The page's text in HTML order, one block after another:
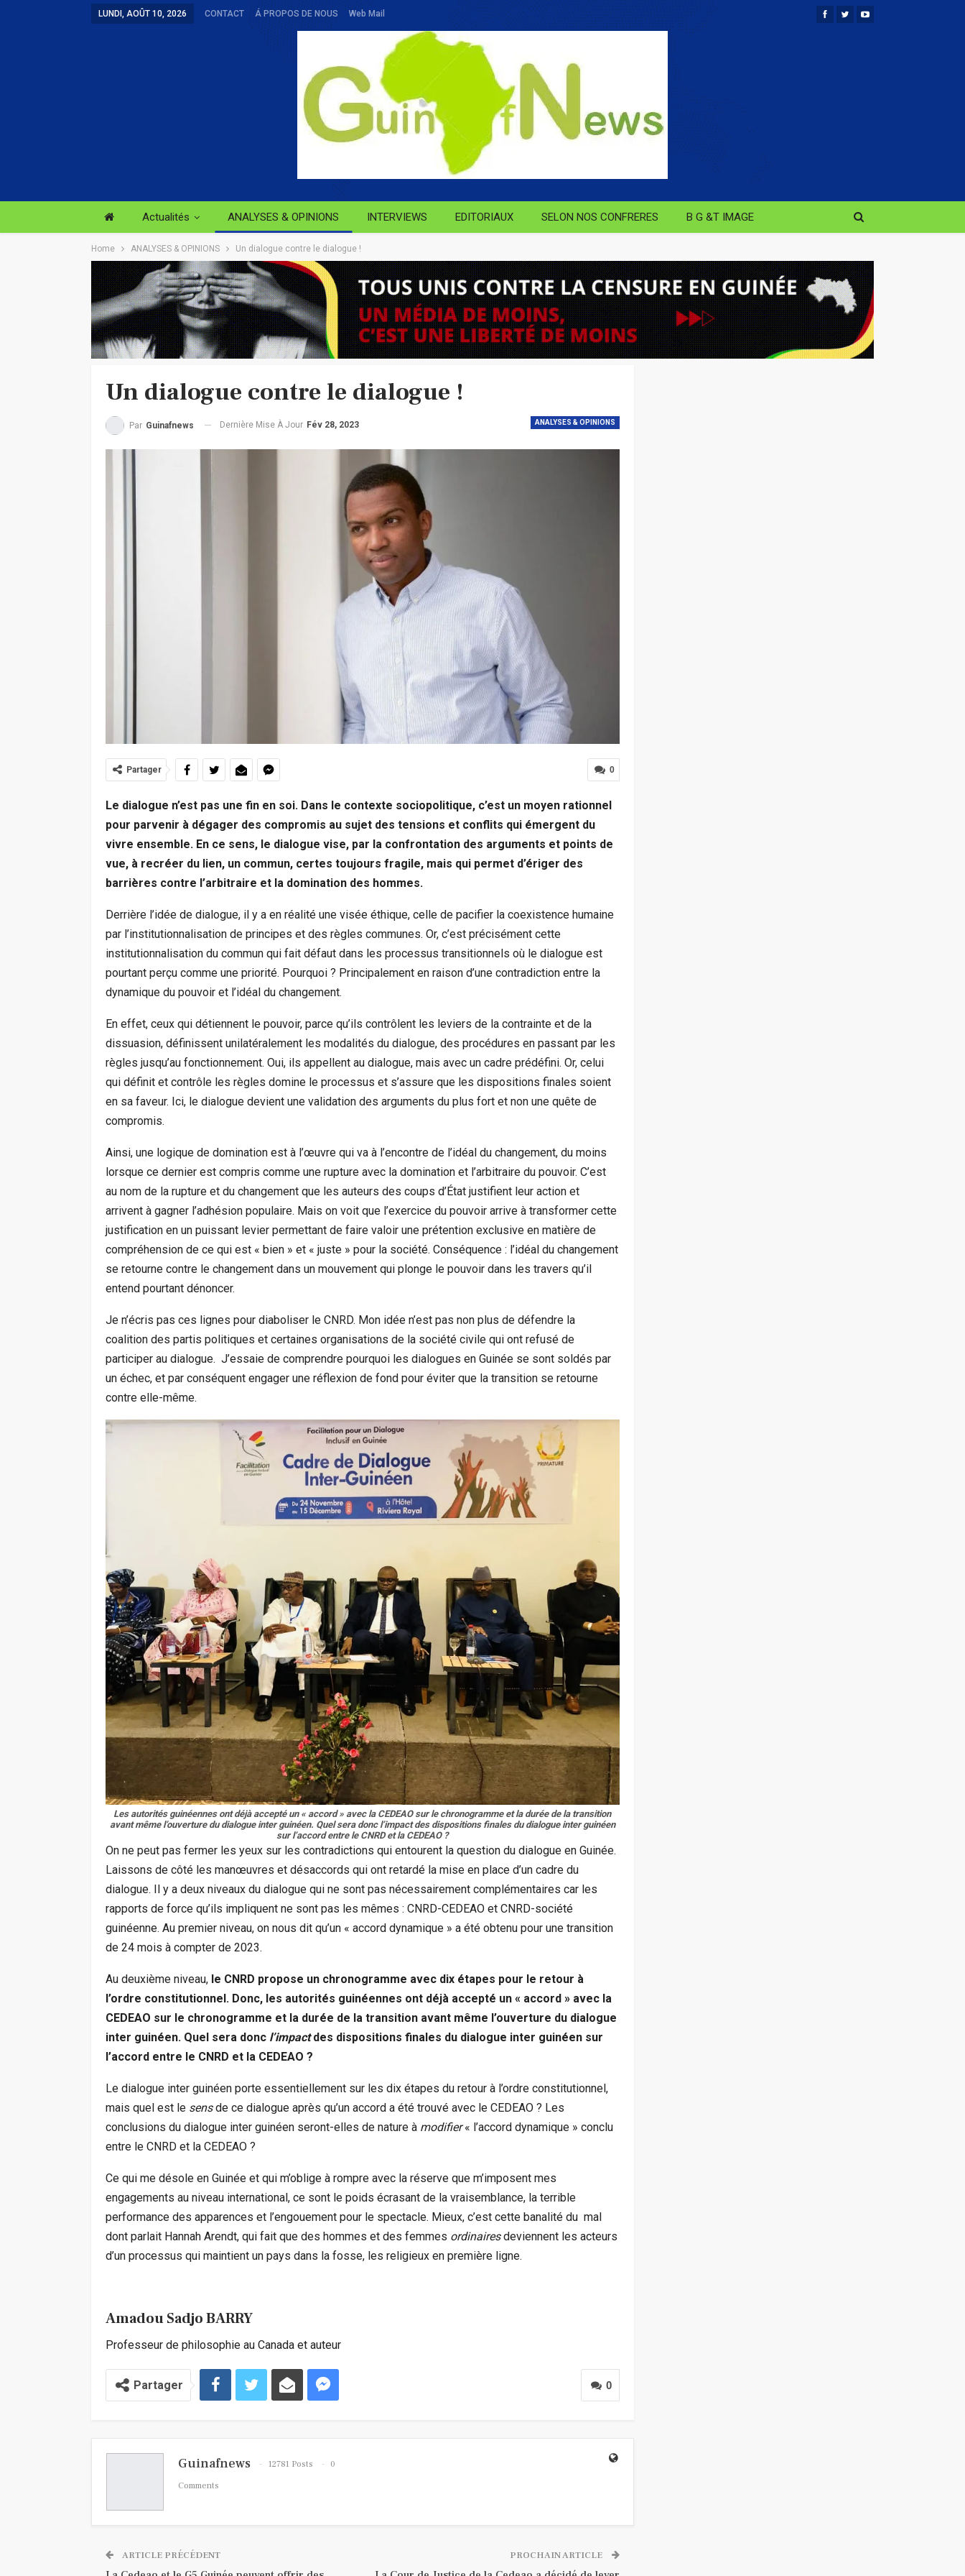
LUNDI, AOÛT 10, 2026 CONTACT Á PROPOS DE NOUS Web Mail
Actualités ANALYSES & OPINIONS INTERVIEWS EDITORIAUX SELON NOS CONFRERES B G &T IMAGE
Home ANALYSES & OPINIONS Un dialogue contre le dialogue !
Un dialogue contre le dialogue !
ANALYSES & OPINIONS
Par Guinafnews Dernière Mise À Jour Fév 28, 2023
0
Partager
Le dialogue n’est pas une fin en soi. Dans le contexte sociopolitique, c’est un moyen rationnel
pour parvenir à dégager des compromis au sujet des tensions et conflits qui émergent du
vivre ensemble. En ce sens, le dialogue vise, par la confrontation des arguments et points de
vue, à recréer du lien, un commun, certes toujours fragile, mais qui permet d’ériger des
barrières contre l’arbitraire et la domination des hommes.
Derrière l’idée de dialogue, il y a en réalité une visée éthique, celle de pacifier la coexistence humaine
par l’institutionnalisation de principes et des règles communes. Or, c’est précisément cette
institutionnalisation du commun qui fait défaut dans les processus transitionnels où le dialogue est
pourtant perçu comme une priorité. Pourquoi ? Principalement en raison d’une contradiction entre la
dynamique du pouvoir et l’idéal du changement.
En effet, ceux qui détiennent le pouvoir, parce qu’ils contrôlent les leviers de la contrainte et de la
dissuasion, définissent unilatéralement les modalités du dialogue, des procédures en passant par les
règles jusqu’au fonctionnement. Oui, ils appellent au dialogue, mais avec un cadre prédéfini. Or, celui
qui définit et contrôle les règles domine le processus et s’assure que les dispositions finales soient
en sa faveur. Ici, le dialogue devient une validation des arguments du plus fort et non une quête de
compromis.
Ainsi, une logique de domination est à l’œuvre qui va à l’encontre de l’idéal du changement, du moins
lorsque ce dernier est compris comme une rupture avec la domination et l’arbitraire du pouvoir. C’est
au nom de la rupture et du changement que les auteurs des coups d’État justifient leur action et
arrivent à gagner l’adhésion populaire. Mais on voit que l’exercice du pouvoir arrive à transformer cette
justification en un puissant levier permettant de faire valoir une prétention exclusive en matière de
compréhension de ce qui est « bien » et « juste » pour la société. Conséquence : l’idéal du changement
se retourne contre le changement dans un mouvement qui plonge le pouvoir dans les travers qu’il
entend pourtant dénoncer.
Je n’écris pas ces lignes pour diaboliser le CNRD. Mon idée n’est pas non plus de défendre la
coalition des partis politiques et certaines organisations de la société civile qui ont refusé de
participer au dialogue. J’essaie de comprendre pourquoi les dialogues en Guinée se sont soldés par
un échec, et par conséquent engager une réflexion de fond pour éviter que la transition se retourne
contre elle-même.
Les autorités guinéennes ont déjà accepté un « accord » avec la CEDEAO sur le chronogramme et la durée de la transition
avant même l’ouverture du dialogue inter guinéen. Quel sera donc l’impact des dispositions finales du dialogue inter guinéen
sur l’accord entre le CNRD et la CEDEAO ?
On ne peut pas fermer les yeux sur les contradictions qui entourent la question du dialogue en Guinée.
Laissons de côté les manœuvres et désaccords qui ont retardé la mise en place d’un cadre du
dialogue. Il y a deux niveaux du dialogue qui ne sont pas nécessairement complémentaires car les
rapports de force qu’ils impliquent ne sont pas les mêmes : CNRD-CEDEAO et CNRD-société
guinéenne. Au premier niveau, on nous dit qu’un « accord dynamique » a été obtenu pour une transition
de 24 mois à compter de 2023.
Au deuxième niveau, le CNRD propose un chronogramme avec dix étapes pour le retour à
l’ordre constitutionnel. Donc, les autorités guinéennes ont déjà accepté un « accord » avec la
CEDEAO sur le chronogramme et la durée de la transition avant même l’ouverture du dialogue
inter guinéen. Quel sera donc l’impactdes dispositions finales du dialogue inter guinéen sur
l’accord entre le CNRD et la CEDEAO ?
Le dialogue inter guinéen porte essentiellement sur les dix étapes du retour à l’ordre constitutionnel,
mais quel est le sensde ce dialogue après qu’un accord a été trouvé avec le CEDEAO ? Les
conclusions du dialogue inter guinéen seront-elles de nature à modifier« l’accord dynamique » conclu
entre le CNRD et la CEDEAO ?
Ce qui me désole en Guinée et qui m’oblige à rompre avec la réserve que m’imposent mes
engagements au niveau international, ce sont le poids écrasant de la vraisemblance, la terrible
performance des apparences et l’engouement pour le spectacle. Mieux, c’est cette banalité du mal
dont parlait Hannah Arendt, qui fait que des hommes et des femmes ordinairesdeviennent les acteurs
d’un processus qui maintient un pays dans la fosse, les religieux en première ligne.
Amadou Sadjo BARRY
Professeur de philosophie au Canada et auteur
0
Partager
Guinafnews 12781 Posts
0
Comments
ARTICLE PRÉCÉDENT PROCHAIN ARTICLE